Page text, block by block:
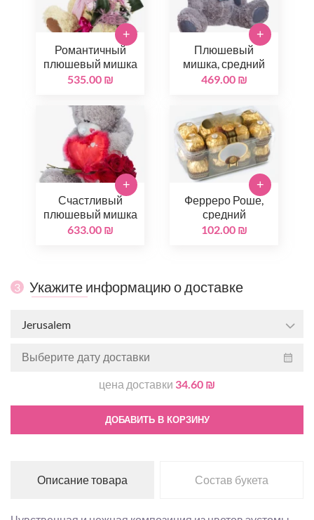
Романтичный
плюшевый мишка
535.00 ₪
+
Плюшевый
мишка, средний
469.00 ₪
+
Счастливый
плюшевый мишка
633.00 ₪
+
Ферреро Роше,
средний
102.00 ₪
+
3 Укажите информацию о доставке
Jerusalem
цена доставки 34.60 ₪
ДОБАВИТЬ В КОРЗИНУ
Описание товара Состав букета